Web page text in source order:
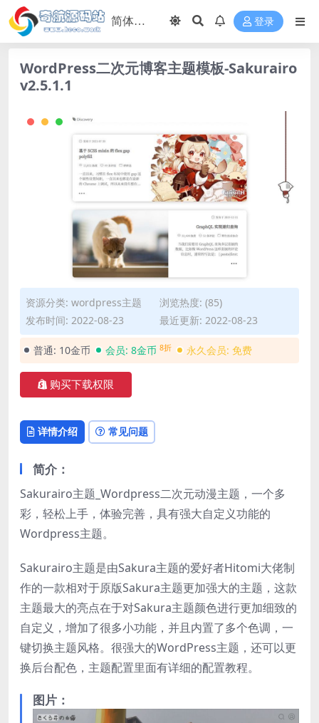
登录
WordPress二次元博客主题模板-Sakurairo
v2.5.1.1
资源分类: wordpress主题
浏览热度: (85)
发布时间: 2022-08-23
最近更新: 2022-08-23
普通: 10金币 会员: 8金币 8折 永久会员: 免费
购买下载权限
详情介绍 常见问题
简介：
Sakurairo主题_Wordpress二次元动漫主题，一个多
彩，轻松上手，体验完善，具有强大自定义功能的
Wordpress主题。
Sakurairo主题是由Sakura主题的爱好者Hitomi大佬制
作的一款相对于原版Sakura主题更加强大的主题，这款
主题最大的亮点在于对Sakura主题颜色进行更加细致的
自定义，增加了很多小功能，并且内置了多个色调，一
键切换主题风格。很强大的WordPress主题，还可以更
换后台配色，主题配置里面有详细的配置教程。
图片：